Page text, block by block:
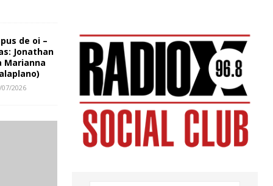
de oi –
Jonathan
Marianna
07/2026